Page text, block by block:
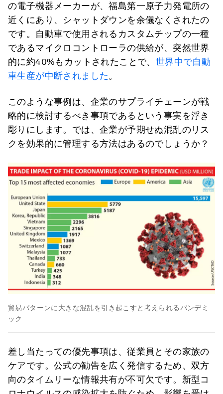
の電子機器メーカーが、福島第一原子力発電所の
近くにあり、シャットダウンを余儀なくされたの
です。自動車で使用されるカスタムチップの一種
であるマイクロコントローラの供給が、突然世界
的に約40%もカットされたことで、 世界中で自動
車生産が中断されました。
このような事例は、企業のサプライチェーンが戦
略的に検討するべき事項であるという事実を浮き
彫りにします。では、企業が予期せぬ混乱のリス
クを効果的に管理する方法はあるのでしょうか？
貿易パターンに大きな混乱を引き起こすと考えられるパンデミ
ック
差し当たっての優先事項は、従業員とその家族の
ケアです。公式の勧告を広く発信するため、双方
向のタイムリーな情報共有が不可欠です。新型コ